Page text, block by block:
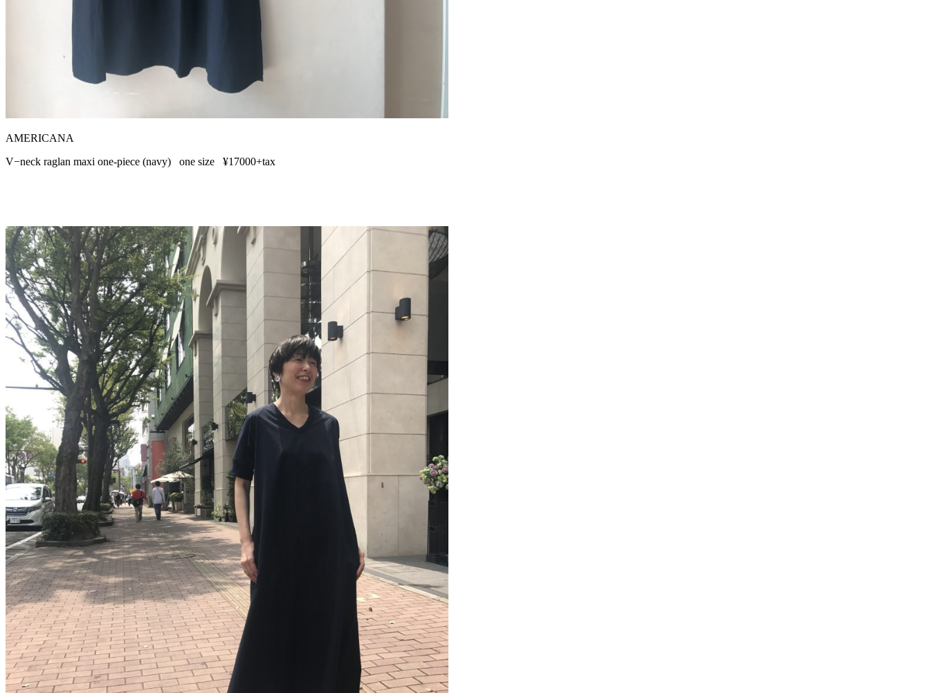
AMERICANA
V−neck raglan maxi one-piece (navy) one size ¥17000+tax